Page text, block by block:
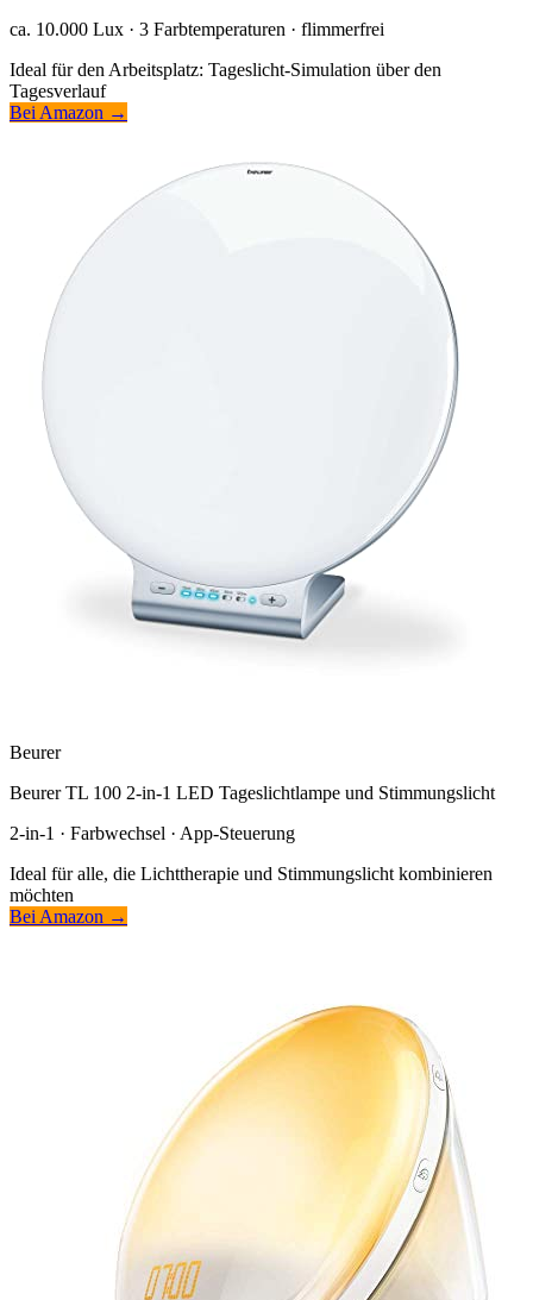
ca. 10.000 Lux · 3 Farbtemperaturen · flimmerfrei
Ideal für den Arbeitsplatz: Tageslicht-Simulation über den
Tagesverlauf
Bei Amazon →
Beurer
Beurer TL 100 2-in-1 LED Tageslichtlampe und Stimmungslicht
2-in-1 · Farbwechsel · App-Steuerung
Ideal für alle, die Lichttherapie und Stimmungslicht kombinieren
möchten
Bei Amazon →